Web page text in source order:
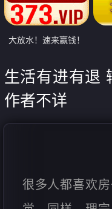
大放水！速来赢钱！
生活有进有退
作者不详
很多人都喜欢